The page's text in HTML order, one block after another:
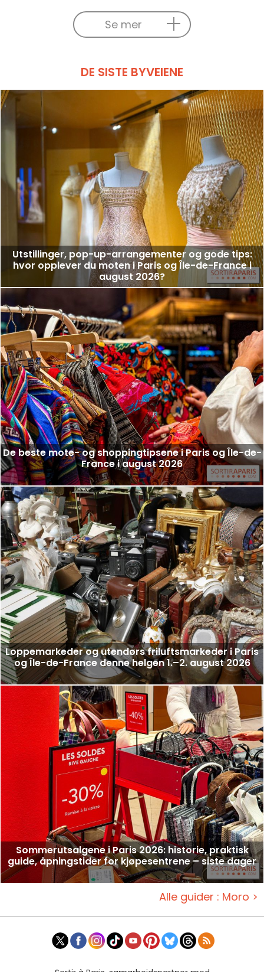
Se mer
DE SISTE BYVEIENE
Utstillinger, pop-up-arrangementer og gode tips:
hvor opplever du moten i Paris og Île-de-France i
august 2026?
De beste mote- og shoppingtipsene i Paris og Île-de-
France i august 2026
Loppemarkeder og utendørs friluftsmarkeder i Paris
og Île-de-France denne helgen 1.–2. august 2026
Sommerutsalgene i Paris 2026: historie, praktisk
guide, åpningstider for kjøpesentrene – siste dager
Alle guider : Moro >